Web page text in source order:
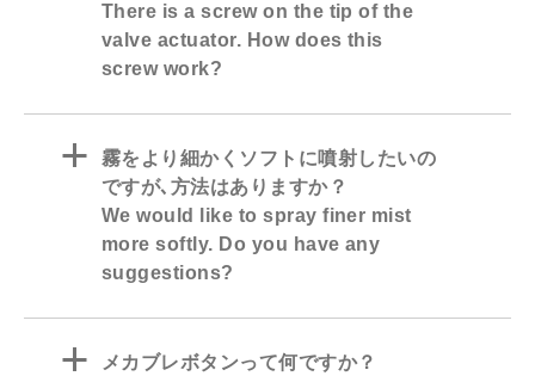
There is a screw on the tip of the
valve actuator. How does this
screw work?
a
霧をより細かくソフトに噴射したいの
ですが､方法はありますか？
We would like to spray finer mist
more softly. Do you have any
suggestions?
a
メカブレボタンって何ですか？